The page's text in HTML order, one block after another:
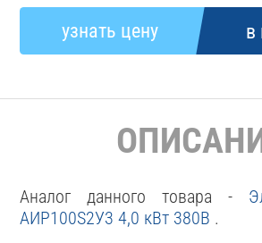
Аналог данного товара -
АИР100S2У3 4,0 кВт 380В .